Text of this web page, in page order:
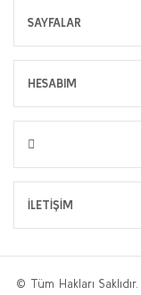
SAYFALAR
HESABIM
İLETİŞİM
© Tüm Hakları